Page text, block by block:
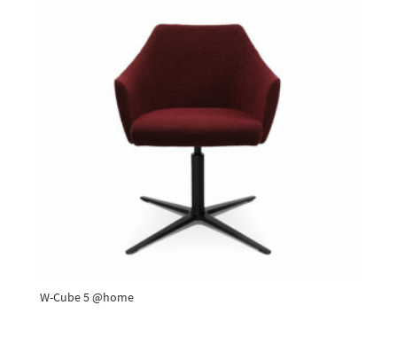
W-Cube 5 @home